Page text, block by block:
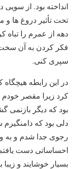
انداخته بود. از
تحت تأثیر دروغ ها
دهه از عمرم را
فکر کردن به آن
سپری کنی.
در این رابطه
کرد زیرا مقصر خودم
بود که دیگر بازنمی
دلی بود که
رجوی جدا شدم و به
احساساتی دست یافتم
بسیار خوشایند و زیبا